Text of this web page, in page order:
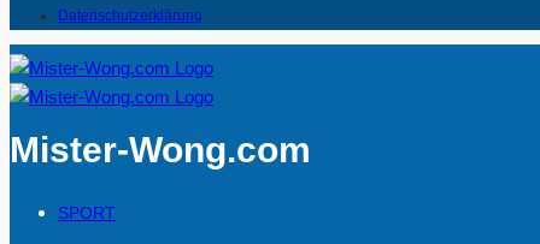
Datenschutzerklärung
Mister-Wong.com
SPORT